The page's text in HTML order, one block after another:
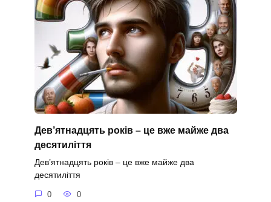
Дев’ятнадцять років – це вже майже два
десятиліття
Дев’ятнадцять років – це вже майже два
десятиліття
0 0